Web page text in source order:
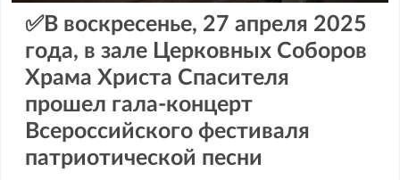
✅В воскресенье, 27 апреля 2025
года, в зале Церковных Соборов
Храма Христа Спасителя
прошел гала-концерт
Всероссийского фестиваля
патриотической песни